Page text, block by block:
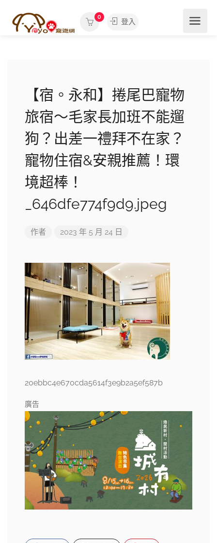
0
登入
【宿。永和】捲尾巴寵物
旅宿〜毛家長加班不能遛
狗？出差一禮拜不在家？
寵物住宿&安親推薦！環
境超棒！
_646dfe774f9d9.jpeg
作者 2023 年 5 月 24 日
20ebbc4e670cda5614f3e9b2a5ef587b
廣告